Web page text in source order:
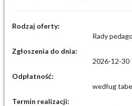
Rodzaj oferty:
Rady
Zgłoszenia do dnia:
2026-12-30
Odpłatność:
według
Termin realizacji: